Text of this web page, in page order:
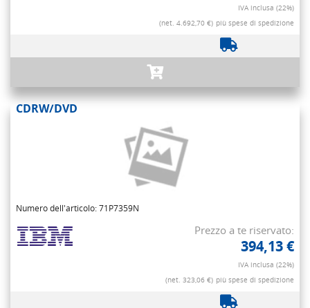
IVA inclusa (22%)
(net. 4.692,70 €) più spese di spedizione
CDRW/DVD
Numero dell'articolo: 71P7359N
Prezzo a te riservato:
394,13 €
IVA inclusa (22%)
(net. 323,06 €) più spese di spedizione